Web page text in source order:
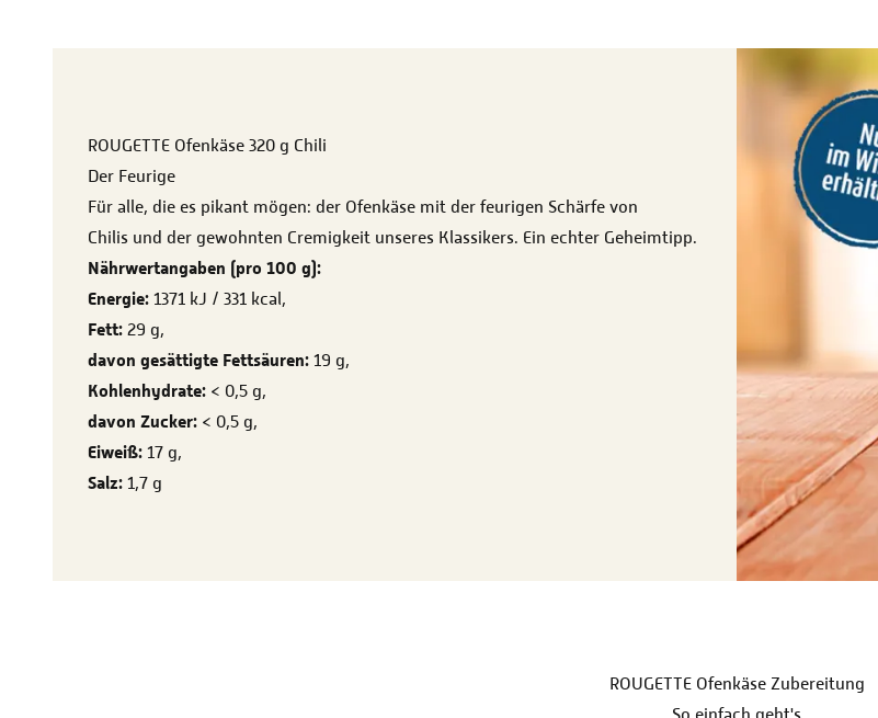
ROUGETTE Ofenkäse 320 g Chili
Der Feurige
Für alle, die es pikant mögen: der Ofenkäse mit der feurigen Schärfe von
Chilis und der gewohnten Cremigkeit unseres Klassikers. Ein echter Geheimtipp.
Nährwertangaben (pro 100 g):
Energie: 1371 kJ / 331 kcal,
Fett: 29 g,
davon gesättigte Fettsäuren: 19 g,
Kohlenhydrate: < 0,5 g,
davon Zucker: < 0,5 g,
Eiweiß: 17 g,
Salz: 1,7 g
ROUGETTE Ofenkäse Zubereitung